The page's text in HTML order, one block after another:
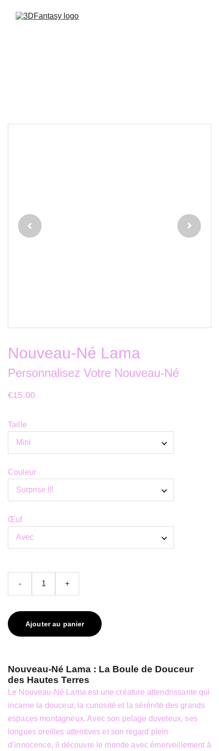
Nouveau-Né Lama
Personnalisez Votre Nouveau-Né
€15.00
Taille
Couleur
Œuf
- +
Ajouter au panier
Nouveau-Né Lama : La Boule de Douceur
des Hautes Terres
Le Nouveau-Né Lama est une créature attendrissante qui
incarne la douceur, la curiosité et la sérénité des grands
espaces montagneux. Avec son pelage duveteux, ses
longues oreilles attentives et son regard plein
d’innocence, il découvre le monde avec émerveillement à